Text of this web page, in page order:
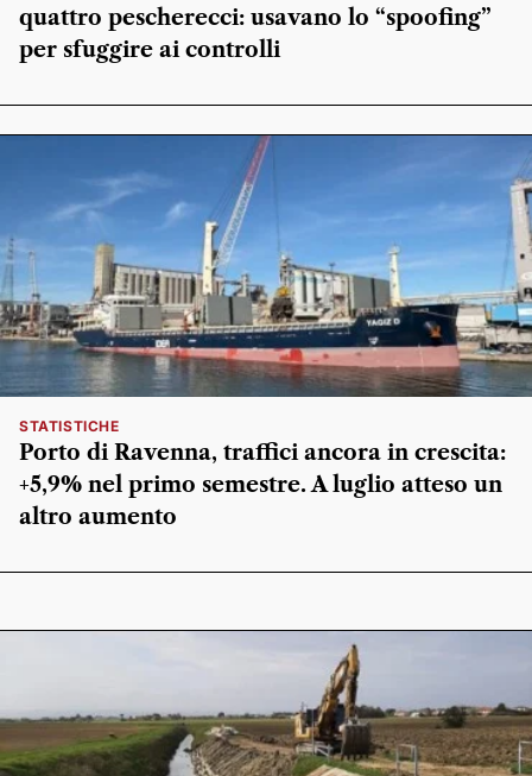
quattro pescherecci: usavano lo “spoofing”
per sfuggire ai controlli
STATISTICHE
Porto di Ravenna, traffici ancora in crescita:
+5,9% nel primo semestre. A luglio atteso un
altro aumento